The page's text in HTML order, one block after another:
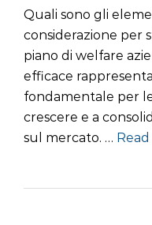
Quali sono gli
considerazione per
piano di welfare
efficace
fondamentale per
crescere e a
sul mercato. …